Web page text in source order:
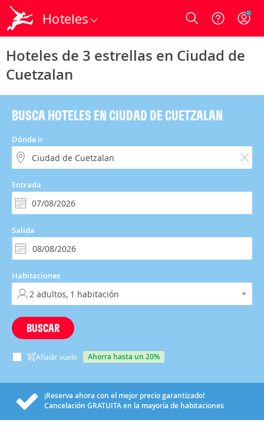
Hoteles Login
Hoteles de 3 estrellas en Ciudad de
Cuetzalan
BUSCA HOTELES EN CIUDAD DE CUETZALAN
Dónde ir
Entrada
Salida
Habitaciones
BUSCAR
Añadir vuelo ahorra hasta un 20%
¡Reserva ahora con el mejor precio garantizado!
Cancelación GRATUITAen la mayoría de habitaciones